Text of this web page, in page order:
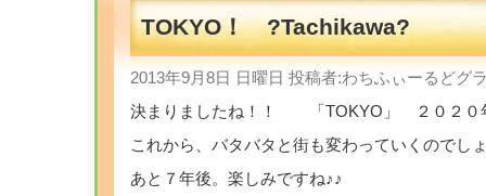
TOKYO！ ?Tachikawa?
2013年9月8日 日曜日 投稿者:わちふぃーるどグ
決まりましたね！！ 「TOKYO」 ２０２０
これから、バタバタと街も変わっていくのでし
あと７年後。楽しみですね♪♪